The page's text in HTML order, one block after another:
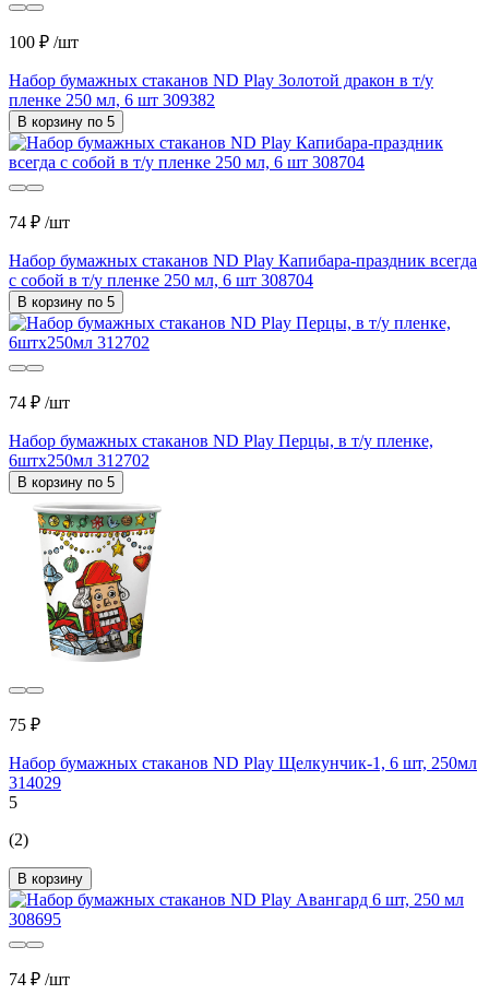
100 ₽ /шт
Набор бумажных стаканов ND Play Золотой дракон в т/у
пленке 250 мл, 6 шт 309382
В корзину по 5
74 ₽ /шт
Набор бумажных стаканов ND Play Капибара-праздник всегда
с собой в т/у пленке 250 мл, 6 шт 308704
В корзину по 5
74 ₽ /шт
Набор бумажных стаканов ND Play Перцы, в т/у пленке,
6штх250мл 312702
В корзину по 5
75 ₽
Набор бумажных стаканов ND Play Щелкунчик-1, 6 шт, 250мл
314029
5
(2)
В корзину
74 ₽ /шт